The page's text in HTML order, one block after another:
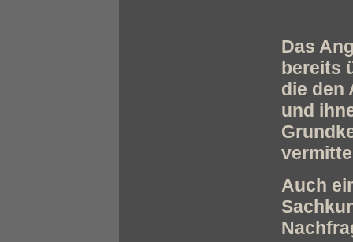
Das
bereits
die den
und
Auch